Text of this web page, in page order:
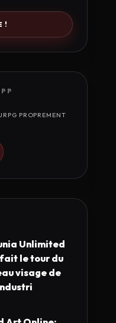
!
PROPREMENT
Unlimited
le tour du
visage de